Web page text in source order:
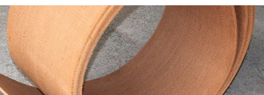
SITEMAP
PRIVACY
POLICY